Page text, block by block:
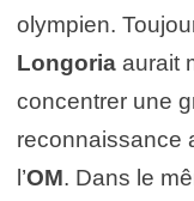
olympien.
Longoria aurait
concentrer une
reconnaissance
l’OM. Dans le